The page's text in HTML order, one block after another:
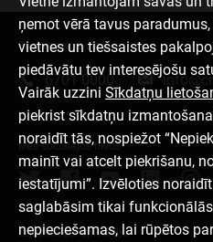
ņemot vērā tavus
vietnes un tiešsaistes
piedāvātu tev interesējošu
Vairāk uzzini Sīkdatņu
piekrist sīkdatņu
noraidīt tās, nospiežot
mainīt vai atcelt piekrišanu,
iestatījumi”. Izvēloties
saglabāsim tikai
nepieciešamas, lai rūpētos
Sazinies ar mums
6701 0000
Mēs sociālajos tīklos
Lejupielādēt aplikāciju